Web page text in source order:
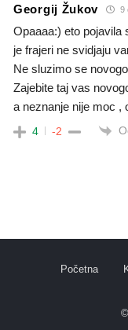
Georgij Žukov 9
Opaaaa:) eto pojavila
je frajeri ne svidjaju
Ne sluzimo se
Zajebite taj vas
a neznanje nije moc ,
4 -2
Početna